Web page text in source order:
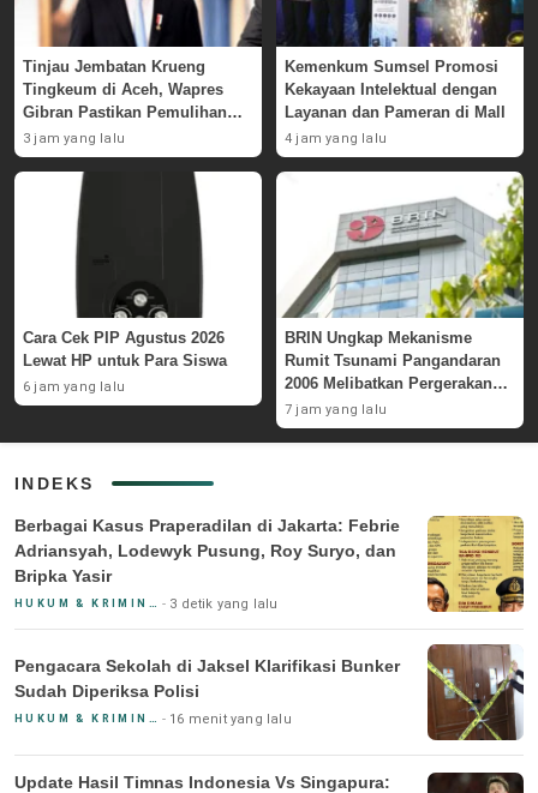
Tinjau Jembatan Krueng
Tingkeum di Aceh, Wapres
Gibran Pastikan Pemulihan
Pascabencana
3 jam yang lalu
Kemenkum Sumsel Promosi
Kekayaan Intelektual dengan
Layanan dan Pameran di Mall
4 jam yang lalu
Cara Cek PIP Agustus 2026
Lewat HP untuk Para Siswa
6 jam yang lalu
BRIN Ungkap Mekanisme
Rumit Tsunami Pangandaran
2006 Melibatkan Pergerakan
Massa Bawah Laut
7 jam yang lalu
INDEKS
Berbagai Kasus Praperadilan di Jakarta: Febrie
Adriansyah, Lodewyk Pusung, Roy Suryo, dan
Bripka Yasir
3 detik yang lalu
Pengacara Sekolah di Jaksel Klarifikasi Bunker
Sudah Diperiksa Polisi
HUKUM & KRIMINAL 16 menit yang lalu
Update Hasil Timnas Indonesia Vs Singapura: